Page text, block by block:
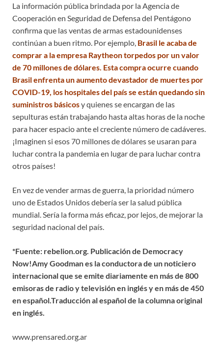
La información pública brindada por la Agencia de
Cooperación en Seguridad de Defensa del Pentágono
confirma que las ventas de armas estadounidenses
continúan a buen ritmo. Por ejemplo, Brasil le acaba de
comprar a la empresa Raytheon torpedos por un valor
de 70 millones de dólares. Esta compra ocurre cuando
Brasil enfrenta un aumento devastador de muertes por
COVID-19, los hospitales del país se están quedando sin
suministros básicosy quienes se encargan de las
sepulturas están trabajando hasta altas horas de la noche
para hacer espacio ante el creciente número de cadáveres.
¡Imaginen si esos 70 millones de dólares se usaran para
luchar contra la pandemia en lugar de para luchar contra
otros países!
En vez de vender armas de guerra, la prioridad número
uno de Estados Unidos debería ser la salud pública
mundial. Sería la forma más eficaz, por lejos, de mejorar la
seguridad nacional del país.
*Fuente: rebelion.org. Publicación de Democracy
Now!Amy Goodman es la conductora de un noticiero
internacional que se emite diariamente en más de 800
emisoras de radio y televisión en inglés y en más de 450
en español.Traducción al español de la columna original
en inglés.
www.prensared.org.ar